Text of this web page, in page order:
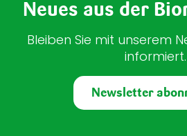
Neues aus der
Bleiben Sie mit unserem
informiert.
Newsletter